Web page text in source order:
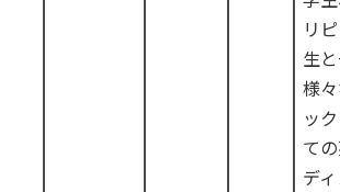
リ
生
様
ッ
て
デ